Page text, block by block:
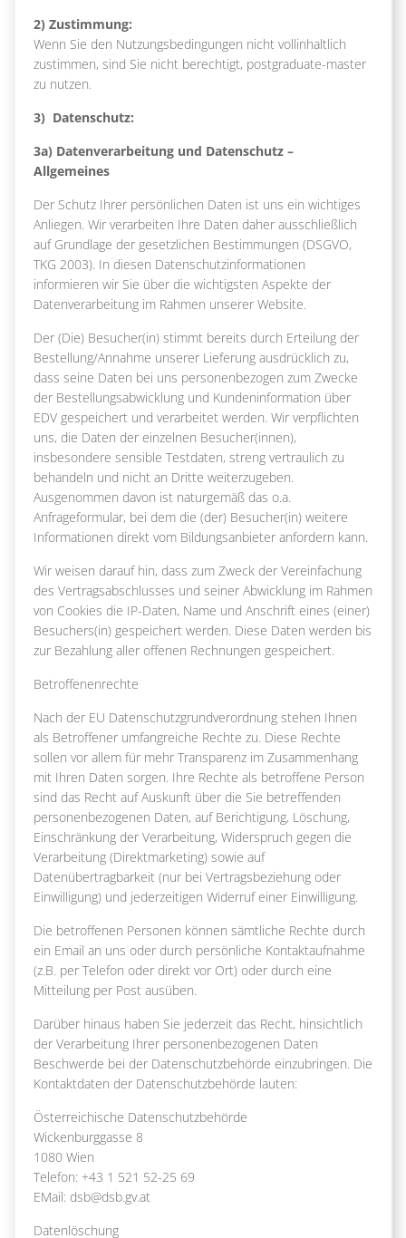
2) Zustimmung:
Wenn Sie den Nutzungsbedingungen nicht vollinhaltlich
zustimmen, sind Sie nicht berechtigt, postgraduate-master
zu nutzen.
3) Datenschutz:
3a) Datenverarbeitung und Datenschutz –
Allgemeines
Der Schutz Ihrer persönlichen Daten ist uns ein wichtiges
Anliegen. Wir verarbeiten Ihre Daten daher ausschließlich
auf Grundlage der gesetzlichen Bestimmungen (DSGVO,
TKG 2003). In diesen Datenschutzinformationen
informieren wir Sie über die wichtigsten Aspekte der
Datenverarbeitung im Rahmen unserer Website.
Der (Die) Besucher(in) stimmt bereits durch Erteilung der
Bestellung/Annahme unserer Lieferung ausdrücklich zu,
dass seine Daten bei uns personenbezogen zum Zwecke
der Bestellungsabwicklung und Kundeninformation über
EDV gespeichert und verarbeitet werden. Wir verpflichten
uns, die Daten der einzelnen Besucher(innen),
insbesondere sensible Testdaten, streng vertraulich zu
behandeln und nicht an Dritte weiterzugeben.
Ausgenommen davon ist naturgemäß das o.a.
Anfrageformular, bei dem die (der) Besucher(in) weitere
Informationen direkt vom Bildungsanbieter anfordern kann.
Wir weisen darauf hin, dass zum Zweck der Vereinfachung
des Vertragsabschlusses und seiner Abwicklung im Rahmen
von Cookies die IP-Daten, Name und Anschrift eines (einer)
Besuchers(in) gespeichert werden. Diese Daten werden bis
zur Bezahlung aller offenen Rechnungen gespeichert.
Betroffenenrechte
Nach der EU Datenschutzgrundverordnung stehen Ihnen
als Betroffener umfangreiche Rechte zu. Diese Rechte
sollen vor allem für mehr Transparenz im Zusammenhang
mit Ihren Daten sorgen. Ihre Rechte als betroffene Person
sind das Recht auf Auskunft über die Sie betreffenden
personenbezogenen Daten, auf Berichtigung, Löschung,
Einschränkung der Verarbeitung, Widerspruch gegen die
Verarbeitung (Direktmarketing) sowie auf
Datenübertragbarkeit (nur bei Vertragsbeziehung oder
Einwilligung) und jederzeitigen Widerruf einer Einwilligung.
Die betroffenen Personen können sämtliche Rechte durch
ein Email an uns oder durch persönliche Kontaktaufnahme
(z.B. per Telefon oder direkt vor Ort) oder durch eine
Mitteilung per Post ausüben.
Darüber hinaus haben Sie jederzeit das Recht, hinsichtlich
der Verarbeitung Ihrer personenbezogenen Daten
Beschwerde bei der Datenschutzbehörde einzubringen. Die
Kontaktdaten der Datenschutzbehörde lauten:
Österreichische Datenschutzbehörde
Wickenburggasse 8
1080 Wien
Telefon: +43 1 521 52-25 69
EMail: dsb@dsb.gv.at
Datenlöschung